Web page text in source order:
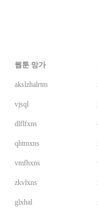
웹툰 망가
akslzhalrtm
vjsql
dlflfxns
qhtmxns
vmfhxns
zkvlxns
glxhal